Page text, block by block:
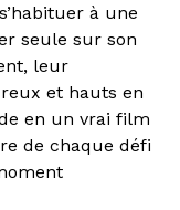
à une
seule sur son
leur
et hauts en
en un vrai film
de chaque défi